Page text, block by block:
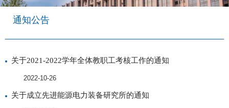
通知公告
关于2021-2022学年全体教职工考核工作的通知
2022-10-26
关于成立先进能源电力装备研究所的通知